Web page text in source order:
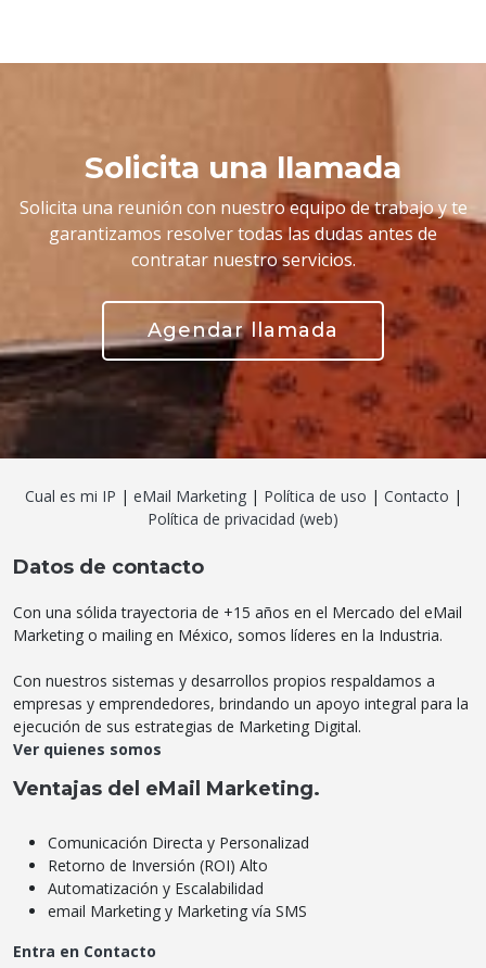
Solicita una llamada
Solicita una reunión con nuestro equipo de trabajo y te
garantizamos resolver todas las dudas antes de
contratar nuestro servicios.
Agendar llamada
Cual es mi IP | eMail Marketing| Política de uso | Contacto |
Política de privacidad (web)
Datos de contacto
Con una sólida trayectoria de +15 años en el Mercado del eMail
Marketing o mailing en México, somos líderes en la Industria.
Con nuestros sistemas y desarrollos propios respaldamos a
empresas y emprendedores, brindando un apoyo integral para la
ejecución de sus estrategias de Marketing Digital.
Ver quienes somos
Ventajas del eMail Marketing.
Comunicación Directa y Personalizad
Retorno de Inversión (ROI) Alto
Automatización y Escalabilidad
email Marketing y Marketing vía SMS
Entra en Contacto